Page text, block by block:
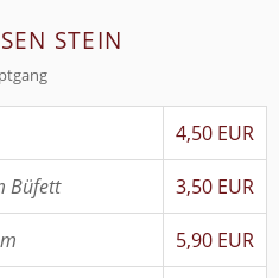
STEIN
4,50 EUR
Büfett 3,50 EUR
5,90 EUR